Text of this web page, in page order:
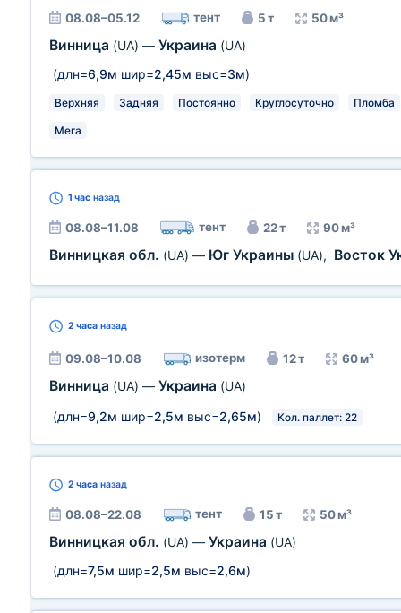
08.08–05.12 тент 5 т 50 м³
Винница (UA) — Украина (UA)
(длн=6,9м шир=2,45м выс=3м)
Верхняя Задняя Постоянно Круглосуточно Пломба
Мега
1 час назад
08.08–11.08 тент 22 т 90 м³
Винницкая обл. (UA) — Юг Украины (UA), Восток
2 часа назад
09.08–10.08 изотерм 12 т 60 м³
Винница (UA) — Украина (UA)
(длн=9,2м шир=2,5м выс=2,65м) Кол. паллет: 22
2 часа назад
08.08–22.08 тент 15 т 50 м³
Винницкая обл. (UA) — Украина (UA)
(длн=7,5м шир=2,5м выс=2,6м)